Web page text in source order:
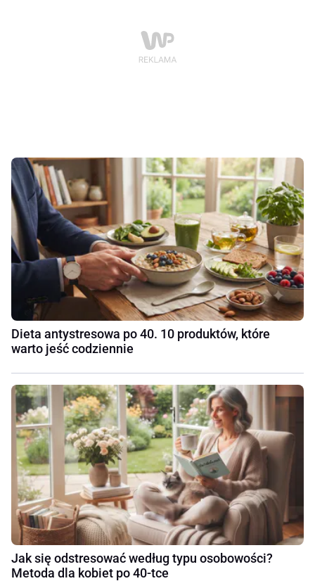
Dieta antystresowa po 40. 10 produktów, które
warto jeść codziennie
Jak się odstresować według typu osobowości?
Metoda dla kobiet po 40-tce